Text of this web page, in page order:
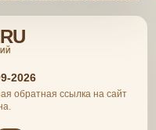
2026
обратная ссылка на сайт